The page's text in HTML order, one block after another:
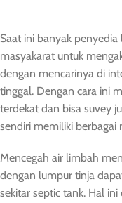
Saat ini banyak
masyakarat untuk
dengan mencarinya di
tinggal. Dengan cara ini
terdekat dan bisa suvey
sendiri memiliki berbagai
Mencegah air limbah
dengan lumpur tinja
sekitar septic tank. Hal